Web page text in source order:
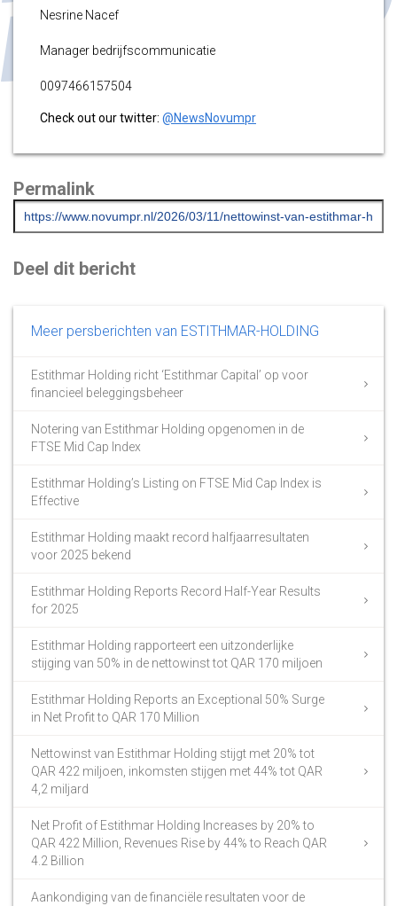
Nesrine Nacef
Manager bedrijfscommunicatie
0097466157504
Check out our twitter: @NewsNovumpr
Permalink
Deel dit bericht
Meer persberichten van ESTITHMAR-HOLDING
Estithmar Holding richt ‘Estithmar Capital’ op voor
financieel beleggingsbeheer
Notering van Estithmar Holding opgenomen in de
FTSE Mid Cap Index
Estithmar Holding’s Listing on FTSE Mid Cap Index is
Effective
Estithmar Holding maakt record halfjaarresultaten
voor 2025 bekend
Estithmar Holding Reports Record Half-Year Results
for 2025
Estithmar Holding rapporteert een uitzonderlijke
stijging van 50% in de nettowinst tot QAR 170 miljoen
Estithmar Holding Reports an Exceptional 50% Surge
in Net Profit to QAR 170 Million
Nettowinst van Estithmar Holding stijgt met 20% tot
QAR 422 miljoen, inkomsten stijgen met 44% tot QAR
4,2 miljard
Net Profit of Estithmar Holding Increases by 20% to
QAR 422 Million, Revenues Rise by 44% to Reach QAR
4.2 Billion
Aankondiging van de financiële resultaten voor de